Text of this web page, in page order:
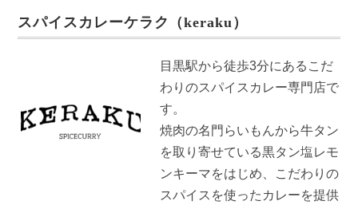
e
b
k
er
スパイスカレーケラク（keraku）
目黒駅から徒歩3分にあるこだ
わりのスパイスカレー専門店で
す。
焼肉の名門らいもんから牛タン
を取り寄せている黒タン塩レモ
ンキーマをはじめ、こだわりの
スパイスを使ったカレーを提供